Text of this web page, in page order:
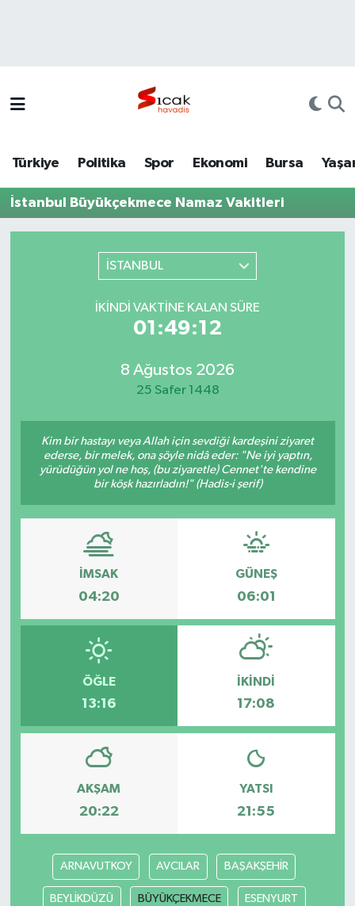
Türkiye Politika Spor Ekonomi Bursa
İstanbul Büyükçekmece Namaz Vakitleri
İSTANBUL
İKINDI VAKTINE KALAN SÜRE
01:49:12
8 Ağustos 2026
25 Safer 1448
Kim bir hastayı veya Allah için sevdiği kardeşini ziyaret
ederse, bir melek, ona şöyle nidâ eder: "Ne iyi yaptın,
yürüdüğün yol ne hoş, (bu ziyaretle) Cennet'te kendine
bir köşk hazırladın!" (Hadis-i şerif)
İMSAK
04:20
GÜNEŞ
06:01
ÖĞLE
13:16
İKINDI
17:08
AKŞAM
20:22
YATSI
21:55
ARNAVUTKOY AVCILAR BAŞAKŞEHİR
BEYLİKDÜZÜ BÜYÜKÇEKMECE ESENYURT
Politika
Sağlık
Dünya
Magazin
Gündem
Teknoloji
Bilim, Teknoloji
Tüm Manşetler
Son Dakika Haberleri
Haber Arşivi